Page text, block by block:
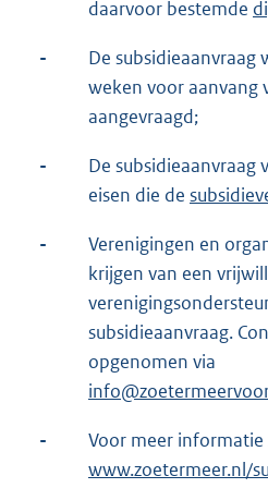
daarvoor bestemde E
t
e
i
n
k
:
-
De
weken voor aanvang
aangevraagd;
-
De subsidieaanvraag
eisen die de
-
Verenigingen en
krijgen van een
subsidieaanvraag.
opgenomen via
-
Voor meer informatie
www.zoetermeer.nl/